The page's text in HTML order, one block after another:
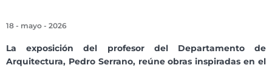
18 - mayo - 2026
La exposición del profesor del Departamento de
Arquitectura, Pedro Serrano, reúne obras inspiradas en el